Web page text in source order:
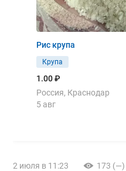
Рис крупа
Крупа
1.00 ₽
Россия, Краснодар
5 авг
2 июля в 11:23 173 (—)